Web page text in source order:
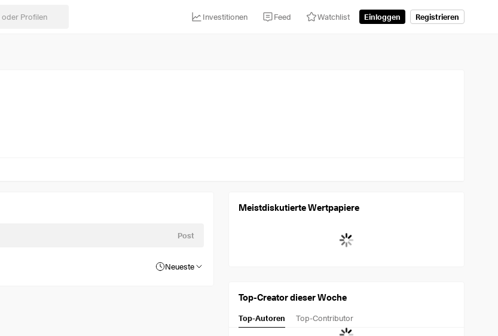
Investitionen Feed Watchlist Einloggen Registrieren
Post
Neueste
Meist­dis­ku­tierte Wertpapiere
Top-Creator dieser Woche
Top-Autoren Top-Contributor